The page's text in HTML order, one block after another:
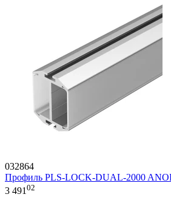
032864
Профиль PLS-LOCK-DUAL-2000
3 491 02